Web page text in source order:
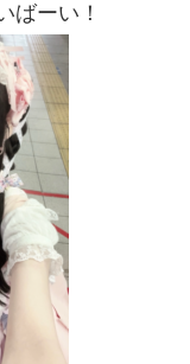
ばーい！